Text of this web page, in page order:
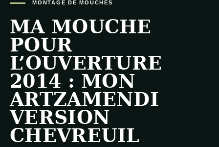
MONTAGE DE MOUCHES
MA MOUCHE
POUR
L’OUVERTURE
2014 : MON
ARTZAMENDI
VERSION
CHEVREUIL